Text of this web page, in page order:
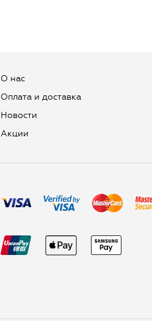
О нас
Оплата и доставка
Новости
Aкции